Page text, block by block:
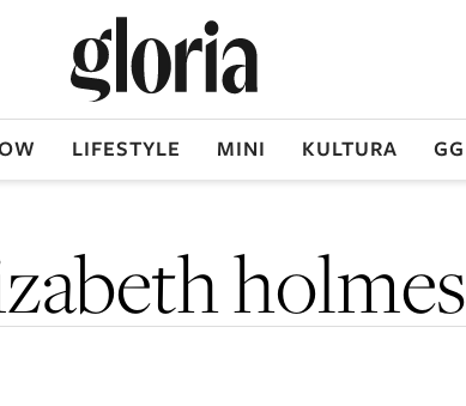
LIFESTYLE MINI KULTURA GG
holmes